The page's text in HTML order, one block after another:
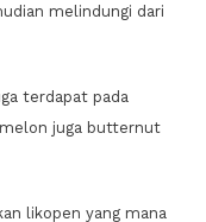
melindungi dari
terdapat pada
juga butternut
likopen yang mana